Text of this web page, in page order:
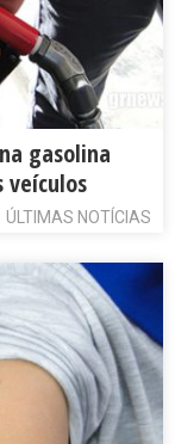
gasolina
veículos
ÚLTIMAS NOTÍCIAS